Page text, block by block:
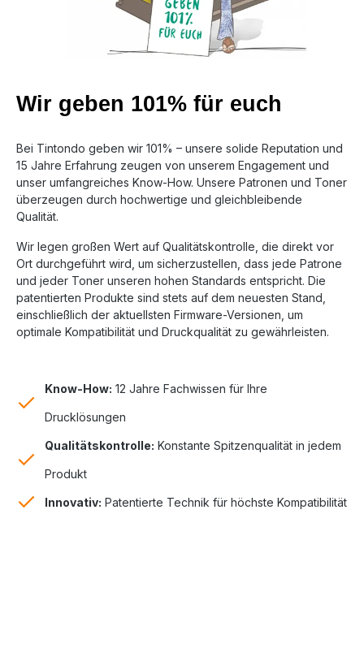
Wir geben 101% für euch
Bei Tintondo geben wir 101% – unsere solide Reputation und
15 Jahre Erfahrung zeugen von unserem Engagement und
unser umfangreiches Know-How. Unsere Patronen und Toner
überzeugen durch hochwertige und gleichbleibende
Qualität.
Wir legen großen Wert auf Qualitätskontrolle, die direkt vor
Ort durchgeführt wird, um sicherzustellen, dass jede Patrone
und jeder Toner unseren hohen Standards entspricht. Die
patentierten Produkte sind stets auf dem neuesten Stand,
einschließlich der aktuellsten Firmware-Versionen, um
optimale Kompatibilität und Druckqualität zu gewährleisten.
Know-How: 12 Jahre Fachwissen für Ihre
Drucklösungen
Qualitätskontrolle: Konstante Spitzenqualität in jedem
Produkt
Innovativ: Patentierte Technik für höchste Kompatibilität